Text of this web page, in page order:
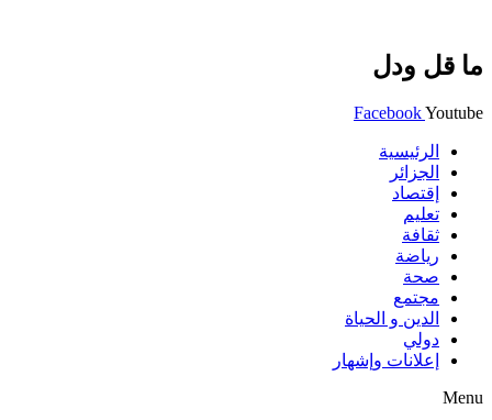
ما قل ودل
FacebookYoutube
الرئيسية
الجزائر
إقتصاد
تعليم
ثقافة
رياضة
صحة
مجتمع
الدين و الحياة
دولي
إعلانات وإشهار
Menu